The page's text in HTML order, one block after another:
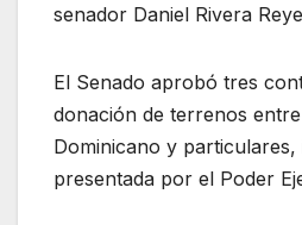
senador Daniel Rivera
El Senado aprobó tres
donación de terrenos
Dominicano y particulares,
presentada por el Poder